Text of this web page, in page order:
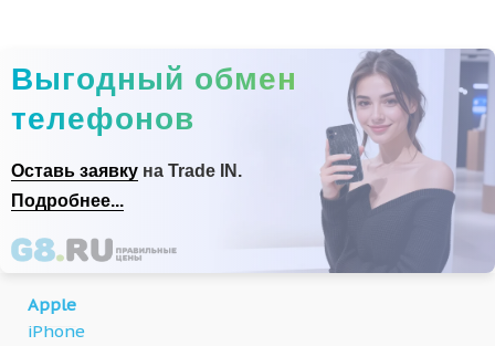
Выгодный обмен
телефонов
Оставь заявку на Trade IN.
Подробнее...
Apple
iPhone